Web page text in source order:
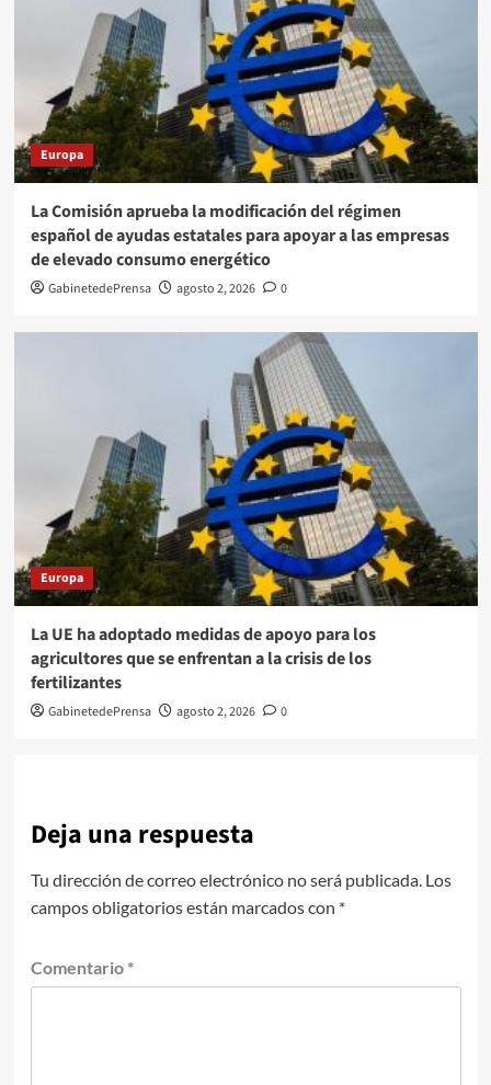
Europa
La Comisión aprueba la modificación del régimen
español de ayudas estatales para apoyar a las empresas
de elevado consumo energético
GabinetedePrensa agosto 2, 2026 0
Europa
La UE ha adoptado medidas de apoyo para los
agricultores que se enfrentan a la crisis de los
fertilizantes
GabinetedePrensa agosto 2, 2026 0
Deja una respuesta
Tu dirección de correo electrónico no será publicada. Los
campos obligatorios están marcados con *
Comentario *